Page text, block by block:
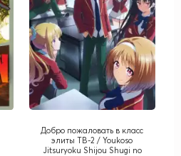
Добро пожаловать в класс
элиты ТВ-2 / Youkoso
Jitsuryoku Shijou Shugi no